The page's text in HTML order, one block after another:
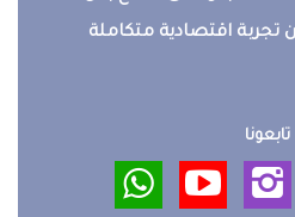
تجربة اقتصادية متكاملة
تابعونا